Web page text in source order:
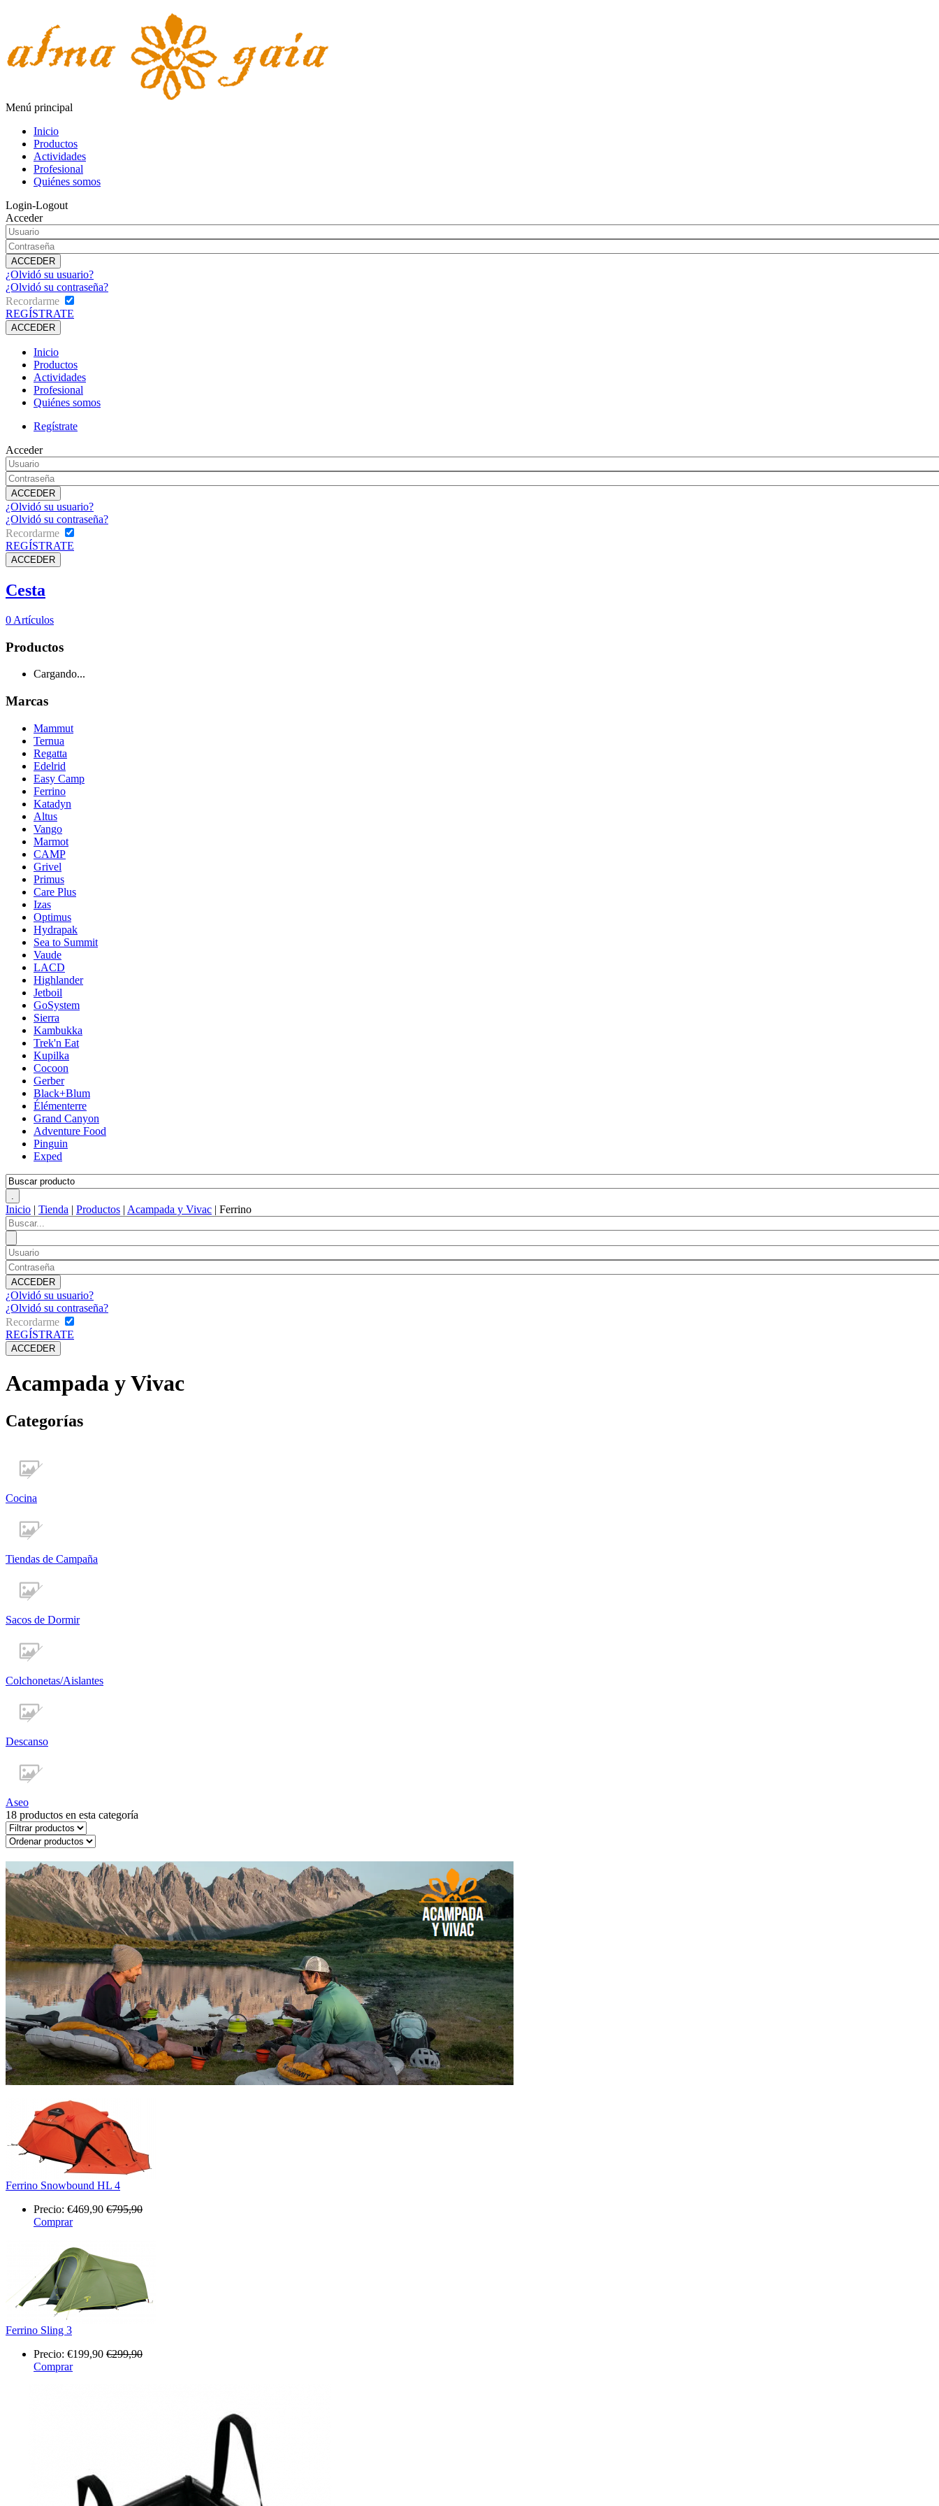
Menú principal
Inicio
Productos
Actividades
Profesional
Quiénes somos
Login-Logout
Acceder
¿Olvidó su usuario?
¿Olvidó su contraseña?
Recordarme
REGÍSTRATE
Inicio
Productos
Actividades
Profesional
Quiénes somos
Regístrate
Acceder
¿Olvidó su usuario?
¿Olvidó su contraseña?
Recordarme
REGÍSTRATE
Cesta
0 Artículos
Productos
Cargando...
Marcas
Mammut
Ternua
Regatta
Edelrid
Easy Camp
Ferrino
Katadyn
Altus
Vango
Marmot
CAMP
Grivel
Primus
Care Plus
Izas
Optimus
Hydrapak
Sea to Summit
Vaude
LACD
Highlander
Jetboil
GoSystem
Sierra
Kambukka
Trek'n Eat
Kupilka
Cocoon
Gerber
Black+Blum
Élémenterre
Grand Canyon
Adventure Food
Pinguin
Exped
Inicio | Tienda | Productos | Acampada y Vivac | Ferrino
¿Olvidó su usuario?
¿Olvidó su contraseña?
Recordarme
REGÍSTRATE
Acampada y Vivac
Categorías
Cocina
Tiendas de Campaña
Sacos de Dormir
Colchonetas/Aislantes
Descanso
Aseo
18 productos en esta categoría
Ferrino Snowbound HL 4
Precio: €469,90 €795,90
Comprar
Ferrino Sling 3
Precio: €199,90 €299,90
Comprar